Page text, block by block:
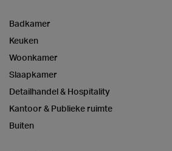
Badkamer
Keuken
Woonkamer
Slaapkamer
Detailhandel & Hospitality
Kantoor & Publieke ruimte
Buiten